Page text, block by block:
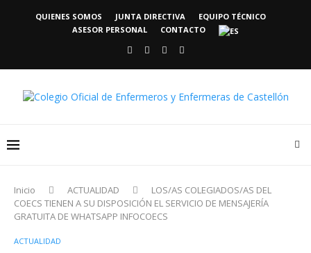
QUIENES SOMOS JUNTA DIRECTIVA
EQUIPO TÉCNICO
ASESOR PERSONAL
CONTACTO
Inicio ACTUALIDAD
LOS/AS COLEGIADOS/AS DEL
COECS TIENEN A SU DISPOSICIÓN EL SERVICIO DE MENSAJERÍA
GRATUITA DE WHATSAPP INFOCOECS
ACTUALIDAD